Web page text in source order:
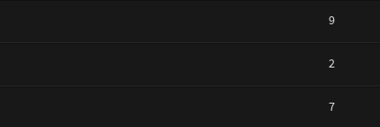
9
2
7